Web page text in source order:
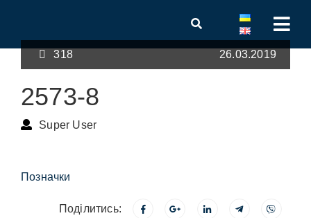
318 26.03.2019
2573-8
Super User
Позначки
Поділитись: